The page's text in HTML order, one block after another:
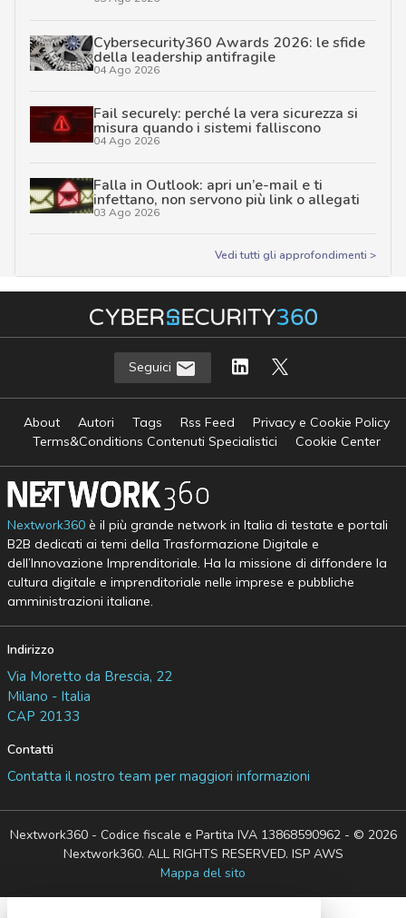
Cybersecurity360 Awards 2026: le sfide
della leadership antifragile
04 Ago 2026
Fail securely: perché la vera sicurezza si
misura quando i sistemi falliscono
04 Ago 2026
Falla in Outlook: apri un’e-mail e ti
infettano, non servono più link o allegati
03 Ago 2026
Vedi tutti gli approfondimenti >
Seguici
About Autori Tags Rss Feed
Privacy e Cookie Policy
Terms&Conditions Contenuti Specialistici
Cookie Center
Nextwork360è il più grande network in Italia di testate e portali
B2B dedicati ai temi della Trasformazione Digitale e
dell’Innovazione Imprenditoriale. Ha la missione di diffondere la
cultura digitale e imprenditoriale nelle imprese e pubbliche
amministrazioni italiane.
Indirizzo
Via Moretto da Brescia, 22
Milano - Italia
CAP 20133
Contatti
Contatta il nostro team per maggiori informazioni
Nextwork360 - Codice fiscale e Partita IVA 13868590962 - © 2026
Nextwork360. ALL RIGHTS RESERVED. ISP AWS
Mappa del sito